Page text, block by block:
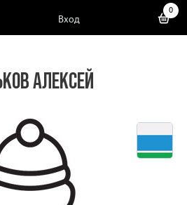
Вход
0
АЛЕКСЕЙ